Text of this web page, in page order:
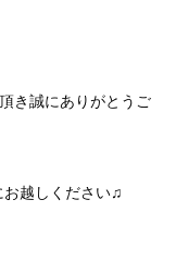
き誠にありがとうご
お越しください♫